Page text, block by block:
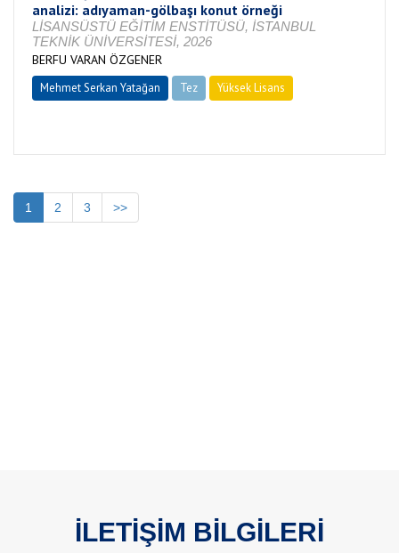
analizi: adıyaman-gölbaşı konut örneği
LİSANSÜSTÜ EĞİTİM ENSTİTÜSÜ, İSTANBUL
TEKNİK ÜNİVERSİTESİ, 2026
BERFU VARAN ÖZGENER
Mehmet Serkan Yatağan Tez
Yüksek Lisans
1 2 3 >>
İLETİŞİM BİLGİLERİ